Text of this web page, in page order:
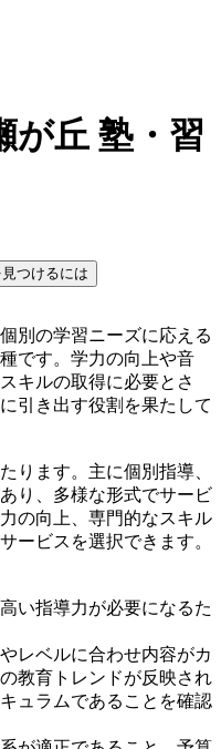
が丘 塾・習
つけるには
別の学習ニーズに応える
です。学力の向上や音
キルの取得に必要とさ
引き出す役割を果たして
ります。主に個別指導、
り、多様な形式でサービ
の向上、専門的なスキル
ービスを選択できます。
い指導力が必要になるた
レベルに合わせ内容がカ
教育トレンドが反映され
ュラムであることを確認